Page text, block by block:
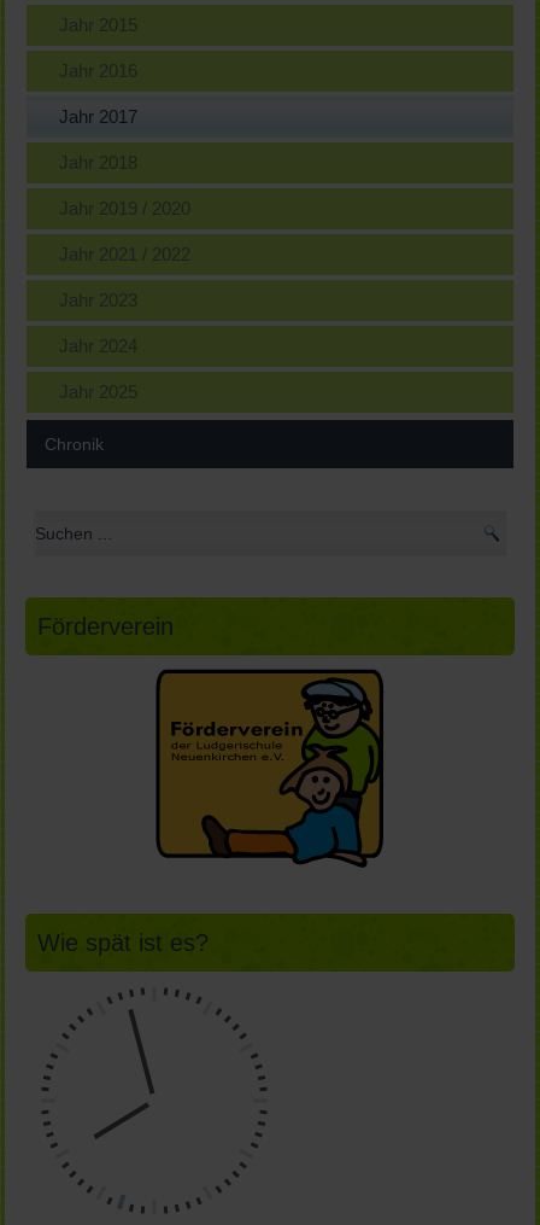
Jahr 2015
Jahr 2016
Jahr 2017
Jahr 2018
Jahr 2019 / 2020
Jahr 2021 / 2022
Jahr 2023
Jahr 2024
Jahr 2025
Chronik
Förderverein
Wie spät ist es?